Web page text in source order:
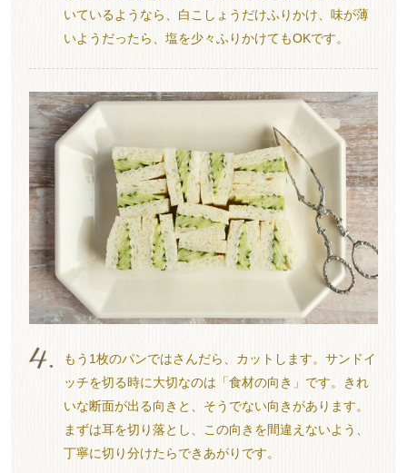
いているようなら、白こしょうだけふりかけ、味が薄
いようだったら、塩を少々ふりかけてもOKです。
もう1枚のパンではさんだら、カットします。サンドイ
ッチを切る時に大切なのは「食材の向き」です。きれ
いな断面が出る向きと、そうでない向きがあります。
まずは耳を切り落とし、この向きを間違えないよう、
丁寧に切り分けたらできあがりです。